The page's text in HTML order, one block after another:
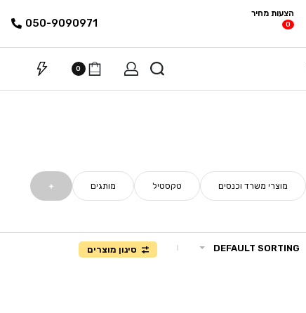
הצעות מחיר
0 פריטים 050-9090971
0
מוצרי משרד וכנסים טקסטיל מותגים
סינון מוצרים DEFAULT SORTING